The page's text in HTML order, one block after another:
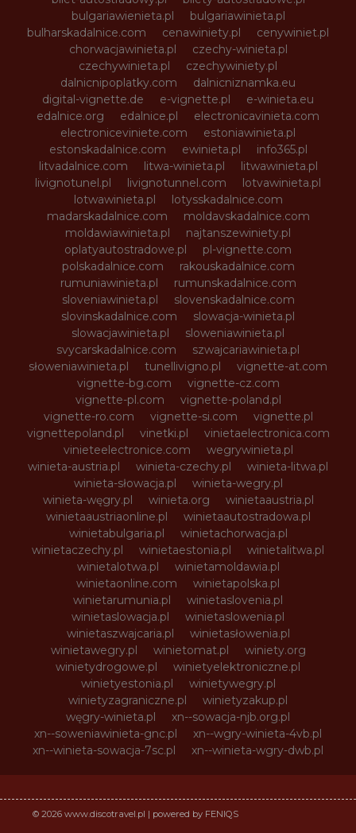
bulgariawienieta.pl
bulgariawinieta.pl
bulharskadalnice.com
cenawiniety.pl
cenywiniet.pl
chorwacjawinieta.pl
czechy-winieta.pl
czechywinieta.pl
czechywiniety.pl
dalnicnipoplatky.com
dalnicniznamka.eu
digital-vignette.de
e-vignette.pl
e-winieta.eu
edalnice.org
edalnice.pl
electronicavinieta.com
electroniceviniete.com
estoniawinieta.pl
estonskadalnice.com
ewinieta.pl
info365.pl
litvadalnice.com
litwa-winieta.pl
litwawinieta.pl
livignotunel.pl
livignotunnel.com
lotvawinieta.pl
lotwawinieta.pl
lotysskadalnice.com
madarskadalnice.com
moldavskadalnice.com
moldawiawinieta.pl
najtanszewiniety.pl
oplatyautostradowe.pl
pl-vignette.com
polskadalnice.com
rakouskadalnice.com
rumuniawinieta.pl
rumunskadalnice.com
sloveniawinieta.pl
slovenskadalnice.com
slovinskadalnice.com
slowacja-winieta.pl
slowacjawinieta.pl
sloweniawinieta.pl
svycarskadalnice.com
szwajcariawinieta.pl
słoweniawinieta.pl
tunellivigno.pl
vignette-at.com
vignette-bg.com
vignette-cz.com
vignette-pl.com
vignette-poland.pl
vignette-ro.com
vignette-si.com
vignette.pl
vignettepoland.pl
vinetki.pl
vinietaelectronica.com
vinieteelectronice.com
wegrywinieta.pl
winieta-austria.pl
winieta-czechy.pl
winieta-litwa.pl
winieta-słowacja.pl
winieta-wegry.pl
winieta-węgry.pl
winieta.org
winietaaustria.pl
winietaaustriaonline.pl
winietaautostradowa.pl
winietabulgaria.pl
winietachorwacja.pl
winietaczechy.pl
winietaestonia.pl
winietalitwa.pl
winietalotwa.pl
winietamoldawia.pl
winietaonline.com
winietapolska.pl
winietarumunia.pl
winietaslovenia.pl
winietaslowacja.pl
winietaslowenia.pl
winietaszwajcaria.pl
winietasłowenia.pl
winietawegry.pl
winietomat.pl
winiety.org
winietydrogowe.pl
winietyelektroniczne.pl
winietyestonia.pl
winietywegry.pl
winietyzagraniczne.pl
winietyzakup.pl
węgry-winieta.pl
xn--sowacja-njb.org.pl
xn--soweniawinieta-gnc.pl
xn--wgry-winieta-4vb.pl
xn--winieta-sowacja-7sc.pl
xn--winieta-wgry-dwb.pl
© 2026 www.discotravel.pl | powered by FENIQS